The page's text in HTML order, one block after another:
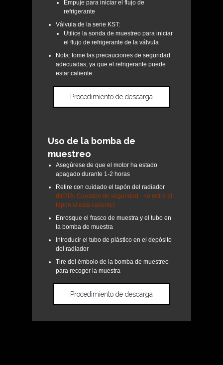
Empuje para iniciar el flujo de
refrigerante
Válvula de la serie KST:
Utilice la sonda de muestreo para iniciar
el flujo de refrigerante de la válvula
Nota: tome las precauciones de seguridad
adecuadas, ya que el refrigerante puede
estar caliente.
Procedimiento de descarga
Uso de la bomba de
muestreo
Asegúrese de que el motor ha estado
apagado durante 1-2 horas
Retire con cuidado el tapón del radiador
(NOTA: Cuestión de seguridad - no retire el
tapón si está caliente)
Enrosque el frasco de muestra y el tubo en
la bomba de muestra
Introducir el tubo de plástico en el depósito
del radiador
Tire del émbolo de la bomba de muestreo
para recoger la muestra
Procedimiento de descarga